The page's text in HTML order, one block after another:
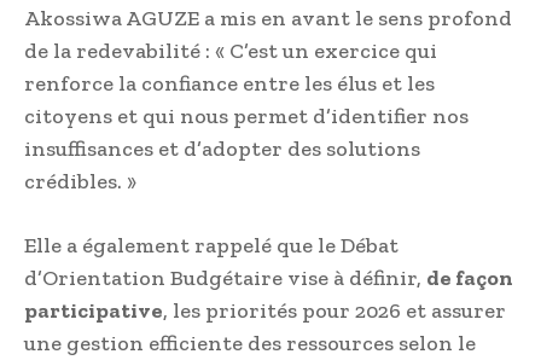
Akossiwa AGUZE a mis en avant le sens profond
de la redevabilité : « C’est un exercice qui
renforce la confiance entre les élus et les
citoyens et qui nous permet d’identifier nos
insuffisances et d’adopter des solutions
crédibles. »
Elle a également rappelé que le Débat
d’Orientation Budgétaire vise à définir, de façon
participative, les priorités pour 2026 et assurer
une gestion efficiente des ressources selon le